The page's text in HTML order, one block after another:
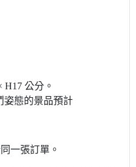
公分。
姿態的景品預計
一張訂單。